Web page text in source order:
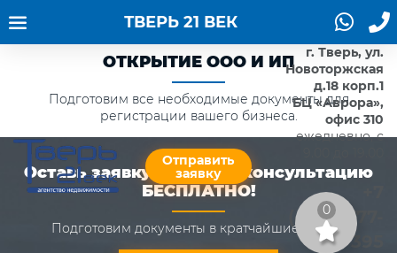
Отправить
заявку
г. Тверь, ул.
Новоторжская
д.18 корп.1
БЦ «Аврора»,
офис 310
ежедневно, с
(4822)777-
395
ТВЕРЬ 21 ВЕК
ОТКРЫТИЕ ООО И ИП
Подготовим все необходимые документы для
регистрации вашего бизнеса.
Оставь заявку и получи консультацию
БЕСПЛАТНО!
Подготовим документы в кратчайшие сроки.
0